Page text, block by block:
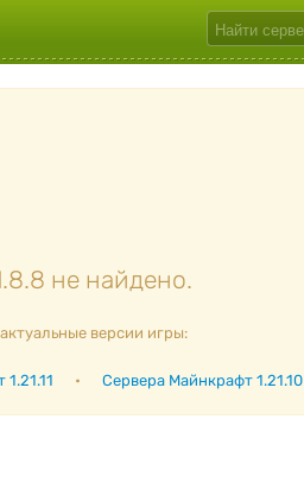
не найдено.
версии игры:
• Сервера Майнкрафт 1.21.10